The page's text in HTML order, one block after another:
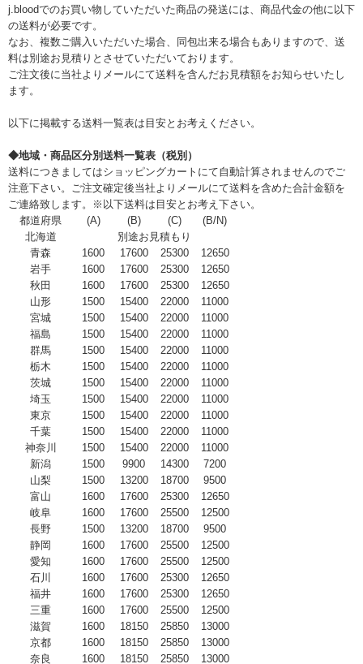
j.bloodでのお買い物していただいた商品の発送には、商品代金の他に以下
の送料が必要です。
なお、複数ご購入いただいた場合、同包出来る場合もありますので、送
料は別途お見積りとさせていただいております。
ご注文後に当社よりメールにて送料を含んだお見積額をお知らせいたし
ます。
以下に掲載する送料一覧表は目安とお考えください。
◆地域・商品区分別送料一覧表（税別）
送料につきましてはショッピングカートにて自動計算されませんのでご
注意下さい。ご注文確定後当社よりメールにて送料を含めた合計金額を
ご連絡致します。※以下送料は目安とお考え下さい。
都道府県
(A) (B) (C)
(B/N)
北海道
別途お見積もり
青森
1600 17600 25300
12650
岩手
1600 17600 25300
12650
秋田
1600 17600 25300
12650
山形
1500 15400 22000
11000
宮城
1500 15400 22000
11000
福島
1500 15400 22000
11000
群馬
1500 15400 22000
11000
栃木
1500 15400 22000
11000
茨城
1500 15400 22000
11000
埼玉
1500 15400 22000
11000
東京
1500 15400 22000
11000
千葉
1500 15400 22000
11000
神奈川
1500 15400 22000
11000
新潟
1500 9900 14300
7200
山梨
1500 13200 18700
9500
富山
1600 17600 25300
12650
岐阜
1600 17600 25500
12500
長野
1500 13200 18700
9500
静岡
1600 17600 25500
12500
愛知
1600 17600 25500
12500
石川
1600 17600 25300
12650
福井
1600 17600 25300
12650
三重
1600 17600 25500
12500
滋賀
1600 18150 25850
13000
京都
1600 18150 25850
13000
奈良
1600 18150 25850
13000